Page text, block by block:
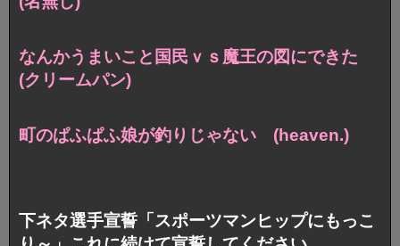
なんかうまいこと国民ｖｓ魔王の図にできた
(クリームパン)
町のぱふぱふ娘が釣りじゃない (heaven.)
下ネタ選手宣誓「スポーツマンヒップにもっこ